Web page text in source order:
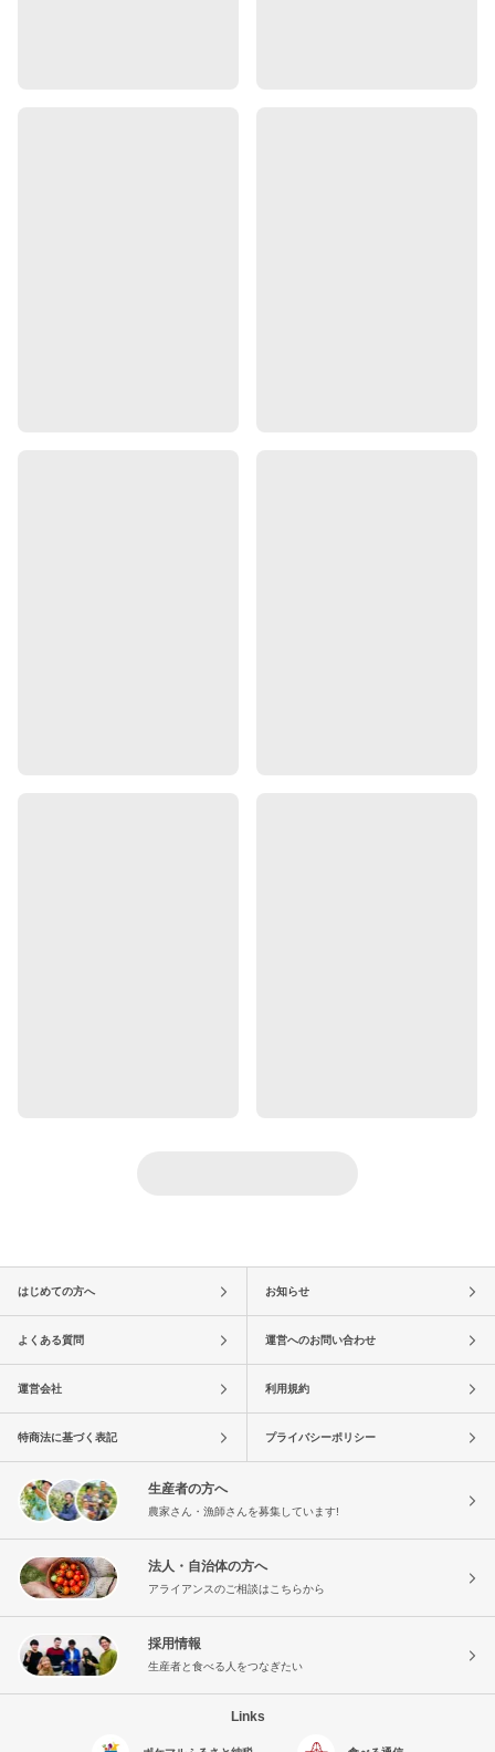
はじめての方へ お知らせ
よくある質問 運営へのお問い合わせ
運営会社 利用規約
特商法に基づく表記 プライバシーポリシー
生産者の方へ
農家さん・漁師さんを募集しています!
法人・自治体の方へ
アライアンスのご相談はこちらから
採用情報
生産者と食べる人をつなぎたい
Links